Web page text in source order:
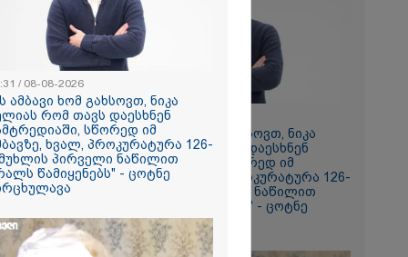
ვიღებთ
- რას წერს
20:31 / 08-08-2026
"ის ამბავი ხომ გახსოვთ, ნიკა
მელიას რომ თავს დაესხნენ
სამტრედიაში, სწორედ იმ
ამბავზე, ხვალ, პროკურატურა 126-
ე მუხლის პირველი ნაწილით
ბრალს წამიყენებს" - ცოტნე
მირცხულავა
/ 08-08-2026
ამბავი ხომ გახსოვთ, ნიკა
რომ თავს დაესხნენ
სწორედ იმ
ხვალ, პროკურატურა 126-
პირველი ნაწილით
წამიყენებს" - ცოტნე